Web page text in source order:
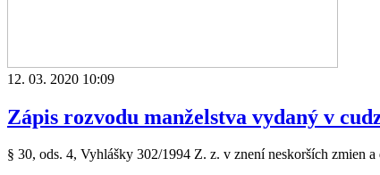
12. 03. 2020 10:09
Zápis rozvodu manželstva vydaný v
§ 30, ods. 4, Vyhlášky 302/1994 Z. z. v znení neskorších zmien